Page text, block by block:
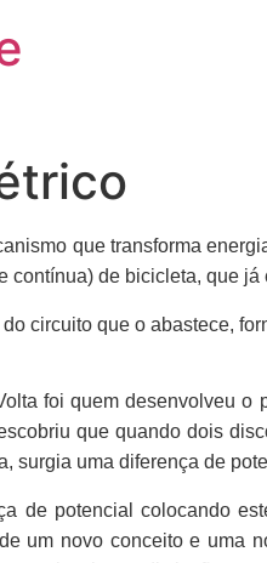
que transforma
contínua) de bicicleta, que já
circuito que o abastece,
foi quem desenvolveu o
que quando dois
surgia uma diferença de
de potencial colocando
um novo conceito e uma